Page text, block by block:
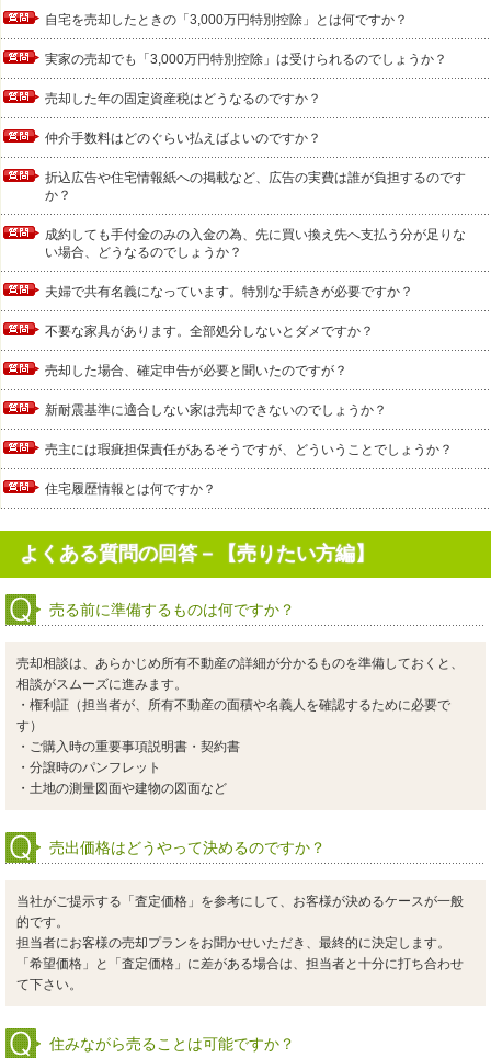
自宅を売却したときの「3,000万円特別控除」とは何ですか？
実家の売却でも「3,000万円特別控除」は受けられるのでしょうか？
売却した年の固定資産税はどうなるのですか？
仲介手数料はどのぐらい払えばよいのですか？
折込広告や住宅情報紙への掲載など、広告の実費は誰が負担するのです
か？
成約しても手付金のみの入金の為、先に買い換え先へ支払う分が足りな
い場合、どうなるのでしょうか？
夫婦で共有名義になっています。特別な手続きが必要ですか？
不要な家具があります。全部処分しないとダメですか？
売却した場合、確定申告が必要と聞いたのですが？
新耐震基準に適合しない家は売却できないのでしょうか？
売主には瑕疵担保責任があるそうですが、どういうことでしょうか？
住宅履歴情報とは何ですか？
よくある質問の回答－【売りたい方編】
売る前に準備するものは何ですか？
売却相談は、あらかじめ所有不動産の詳細が分かるものを準備しておくと、
相談がスムーズに進みます。
・権利証（担当者が、所有不動産の面積や名義人を確認するために必要で
す）
・ご購入時の重要事項説明書・契約書
・分譲時のパンフレット
・土地の測量図面や建物の図面など
売出価格はどうやって決めるのですか？
当社がご提示する「査定価格」を参考にして、お客様が決めるケースが一般
的です。
担当者にお客様の売却プランをお聞かせいただき、最終的に決定します。
「希望価格」と「査定価格」に差がある場合は、担当者と十分に打ち合わせ
て下さい。
住みながら売ることは可能ですか？